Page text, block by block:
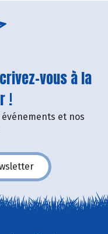
vous à la
!
et nos